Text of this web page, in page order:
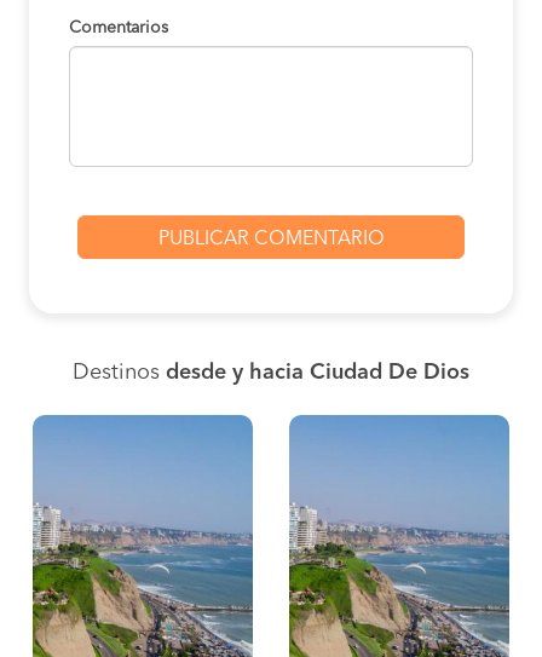
Comentarios
Destinos desde y hacia Ciudad De Dios